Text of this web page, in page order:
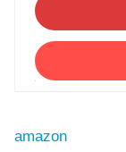
amazon